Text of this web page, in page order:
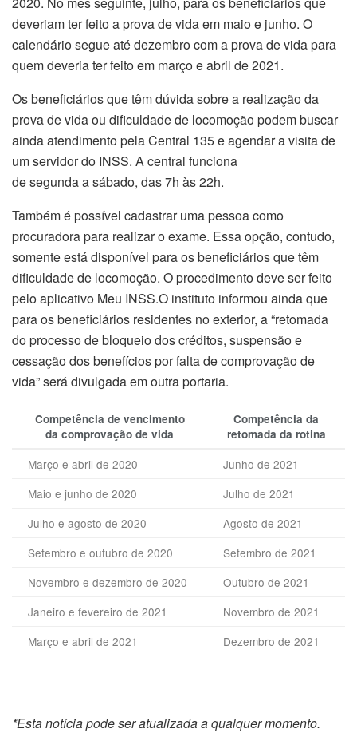
deveriam ter feito a prova de vida em maio e junho. O
calendário segue até dezembro com a prova de vida para
quem deveria ter feito em março e abril de 2021.
Os beneficiários que têm dúvida sobre a realização da
prova de vida ou dificuldade de locomoção podem buscar
ainda atendimento pela Central 135 e agendar a visita de
um servidor do INSS. A central funciona
de segunda a sábado, das 7h às 22h.
Também é possível cadastrar uma pessoa como
procuradora para realizar o exame. Essa opção, contudo,
somente está disponível para os beneficiários que têm
dificuldade de locomoção. O procedimento deve ser feito
pelo aplicativo Meu INSS.O instituto informou ainda que
para os beneficiários residentes no exterior, a “retomada
do processo de bloqueio dos créditos, suspensão e
cessação dos benefícios por falta de comprovação de
vida” será divulgada em outra portaria.
Competência de vencimento
da comprovação de vida
Competência da
retomada da rotina
Março e abril de 2020
Junho de 2021
Maio e junho de 2020
Julho de 2021
Julho e agosto de 2020
Agosto de 2021
Setembro e outubro de 2020
Setembro de 2021
Novembro e dezembro de 2020
Outubro de 2021
Janeiro e fevereiro de 2021
Novembro de 2021
Março e abril de 2021
Dezembro de 2021
*Esta notícia pode ser atualizada a qualquer momento.